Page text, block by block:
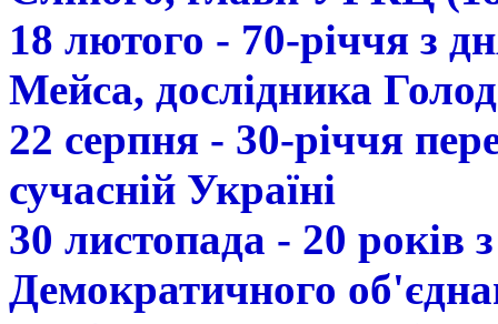
18 лютого - 70-річчя з
Мейса, дослідника
22 серпня - 30-річчя
сучасній Україні
30 листопада - 20 років
Демократичного